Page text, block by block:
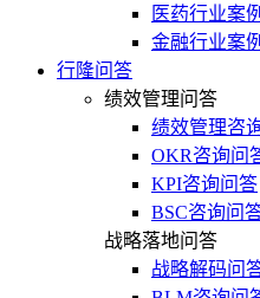
医药行业案例
金融行业案例
行隆问答
绩效管理问答
绩效管理咨
OKR咨询问
KPI咨询问答
BSC咨询问
战略落地问答
战略解码问